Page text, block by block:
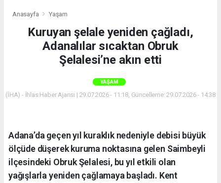
Anasayfa Yaşam
Kuruyan şelale yeniden çağladı,
Adanalılar sıcaktan Obruk
Şelalesi’ne akın etti
YAŞAM
(İHA) - İhlas Haber Ajansı | 29.07.2026 - 11:18, Güncelleme: 29.07.2026 - 14:38
Adana’da geçen yıl kuraklık nedeniyle debisi büyük
ölçüde düşerek kuruma noktasına gelen Saimbeyli
ilçesindeki Obruk Şelalesi, bu yıl etkili olan
yağışlarla yeniden çağlamaya başladı. Kent